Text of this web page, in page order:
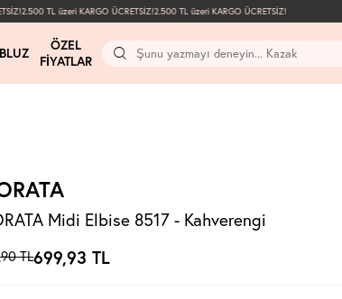
2.500 TL üzeri KARGO ÜCRETSİZ!2.500 TL üzeri KARGO ÜCRETSİZ!
BLUZ
ÖZEL
FIYATLAR
Midi Elbise 8517 - Kahverengi
TL699,93 TL